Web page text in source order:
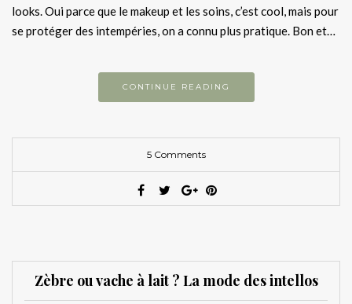
looks. Oui parce que le makeup et les soins, c’est cool, mais pour
se protéger des intempéries, on a connu plus pratique. Bon et…
CONTINUE READING
5 Comments
Zèbre ou vache à lait ? La mode des intellos